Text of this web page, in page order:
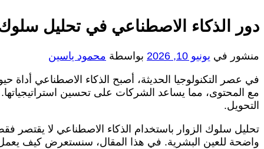
دور الذكاء الاصطناعي في تحليل
منشور في يونيو 10, 2026 بواسطة محمود ياسين
في عصر التكنولوجيا الحديثة، أصبح الذكاء الاصطناعي أداة
مع المحتوى، مما يساعد الشركات على تحسين
التحويل.
تحليل سلوك الزوار باستخدام الذكاء الاصطناعي لا
واضحة للعين البشرية. في هذا المقال، سنستعرض كيف